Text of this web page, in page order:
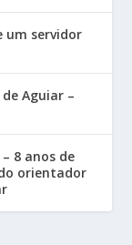
um servidor
Aguiar –
8 anos de
orientador